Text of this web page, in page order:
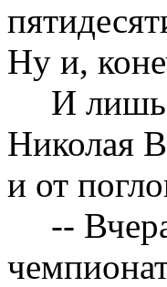
Ну и,
И лишь
Николая
и от
--